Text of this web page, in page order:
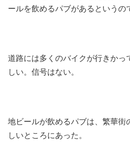
ールを飲めるパブがあるというの
道路には多くのバイクが行きかっ
しい。信号はない。
地ビールが飲めるパブは、繁華街
しいところにあった。